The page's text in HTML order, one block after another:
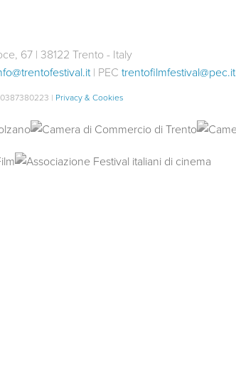
67 | 38122 Trento - Italy
| PEC trentofilmfestival@pec.it
| Privacy & Cookies